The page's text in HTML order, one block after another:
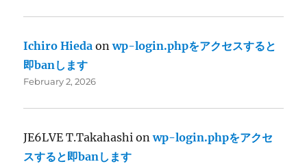
Ichiro Hieda onwp-login.phpをアクセスすると
即banします
February 2, 2026
JE6LVE T.Takahashi onwp-login.phpをアクセ
スすると即banします